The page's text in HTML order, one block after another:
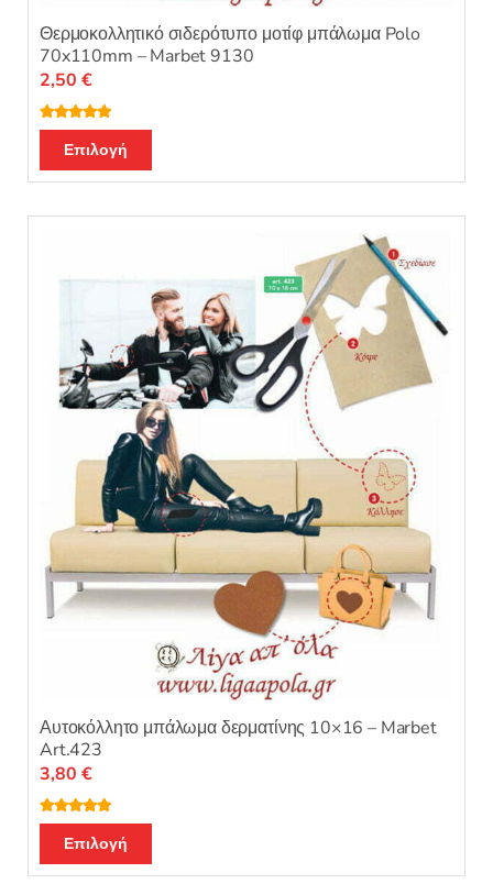
Θερμοκολλητικό σιδερότυπο μοτίφ μπάλωμα Polo
70x110mm – Marbet 9130
Βαθμολογή
θηκε με5.00
από 5
2,50 €
Επιλογή
το
έχει
Οι
επιλογές
μπορούν
να
επιλεγούν
στη
σελίδα
του
προϊόντος
Αυτοκόλλητο μπάλωμα δερματίνης 10×16 – Marbet
Art.423
Βαθμολογή
θηκε με5.00
από 5
3,80 €
Επιλογή
το